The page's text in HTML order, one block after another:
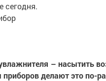
сегодня.
– насытить
делают это по-